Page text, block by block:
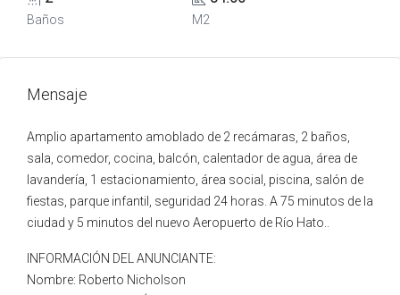
Baños M2
Mensaje
Amplio apartamento amoblado de 2 recámaras, 2 baños,
sala, comedor, cocina, balcón, calentador de agua, área de
lavandería, 1 estacionamiento, área social, piscina, salón de
fiestas, parque infantil, seguridad 24 horas. A 75 minutos de la
ciudad y 5 minutos del nuevo Aeropuerto de Río Hato..
INFORMACIÓN DEL ANUNCIANTE:
Nombre: Roberto Nicholson